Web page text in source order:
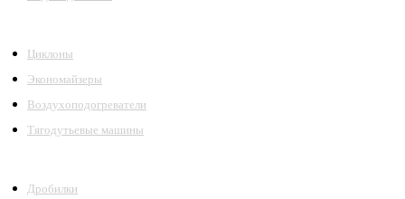
Циклоны
Экономайзеры
Воздухоподогреватели
Тягодутьевые машины
Дробилки